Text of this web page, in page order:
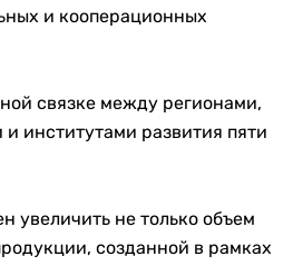
и кооперационных
связке между регионами,
институтами развития пяти
увеличить не только объем
созданной в рамках